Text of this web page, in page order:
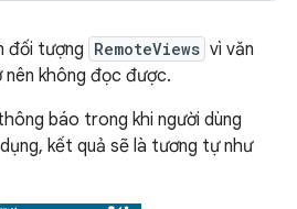
đối tượng RemoteViews vì văn
không đọc được.
báo trong khi người dùng
kết quả sẽ là tương tự như